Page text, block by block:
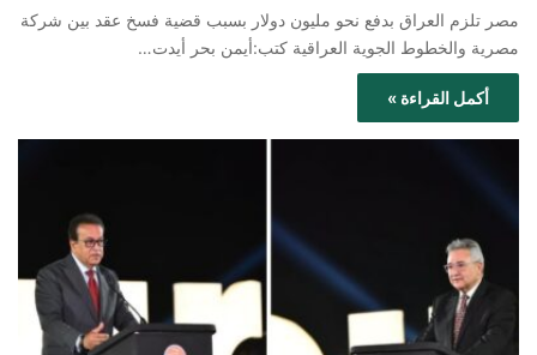
مصر تلزم العراق بدفع نحو مليون دولار بسبب قضية فسخ عقد بين شركة
مصرية والخطوط الجوية العراقية كتب:أيمن بحر أيدت…
أكمل القراءة »